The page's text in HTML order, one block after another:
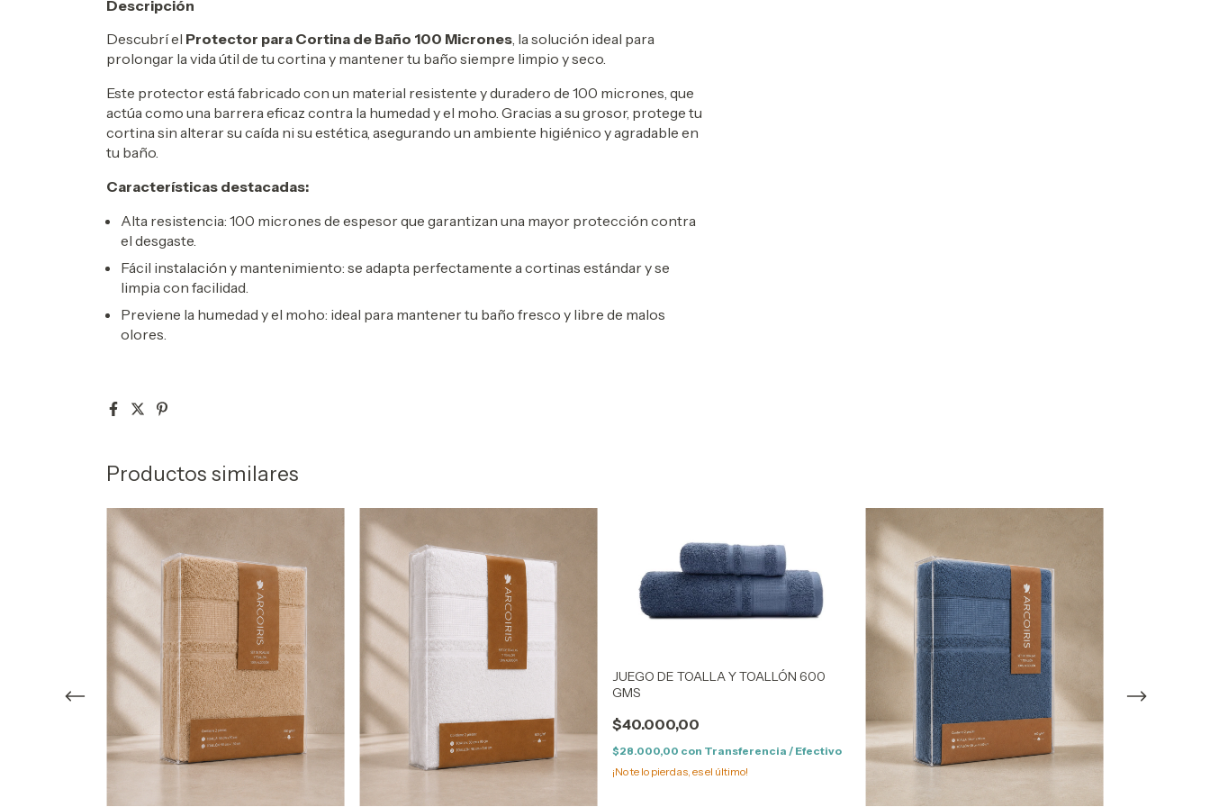
Descripción
Descubrí el Protector para Cortina de Baño 100 Micrones , la solución ideal para
prolongar la vida útil de tu cortina y mantener tu baño siempre limpio y seco.
Este protector está fabricado con un material resistente y duradero de 100 micrones, que
actúa como una barrera eficaz contra la humedad y el moho. Gracias a su grosor, protege tu
cortina sin alterar su caída ni su estética, asegurando un ambiente higiénico y agradable en
tu baño.
Características destacadas:
Alta resistencia: 100 micrones de espesor que garantizan una mayor protección contra
el desgaste.
Fácil instalación y mantenimiento: se adapta perfectamente a cortinas estándar y se
limpia con facilidad.
Previene la humedad y el moho: ideal para mantener tu baño fresco y libre de malos
olores.
Productos similares
JUEGO DE TOALLA Y TOALLÓN 600
GMS
$40.000,00
$28.000,00 con Transferencia / Efectivo
¡No te lo pierdas, es el último!